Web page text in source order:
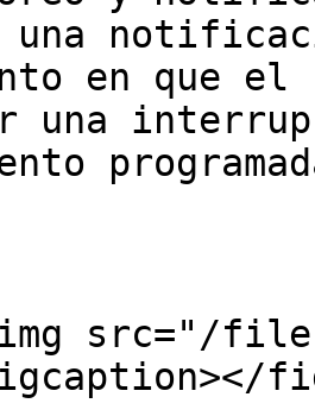
una
en que
una
src="/files/